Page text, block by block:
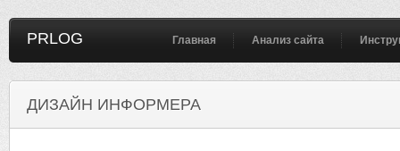
PRLOG Главная Анализ сайта
ДИЗАЙН ИНФОРМЕРА